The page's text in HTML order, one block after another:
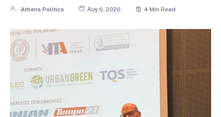
Athens Politics Αυγ 6, 2026 4 Min Read